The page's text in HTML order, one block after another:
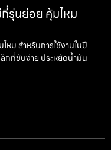
กี่รุ่นย่อย คุ้มไหม
หม สำหรับการใช้งานในปี
กที่ขับง่าย ประหยัดน้ำมัน